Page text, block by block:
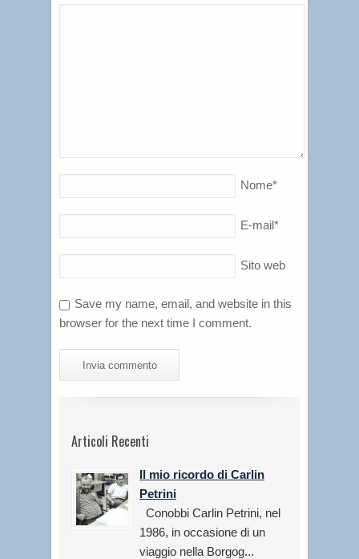
Nome*
E-mail*
Sito web
Save my name, email, and website in this
browser for the next time I comment.
Articoli Recenti
Il mio ricordo di Carlin
Petrini
Conobbi Carlin Petrini, nel
1986, in occasione di un
viaggio nella Borgog...